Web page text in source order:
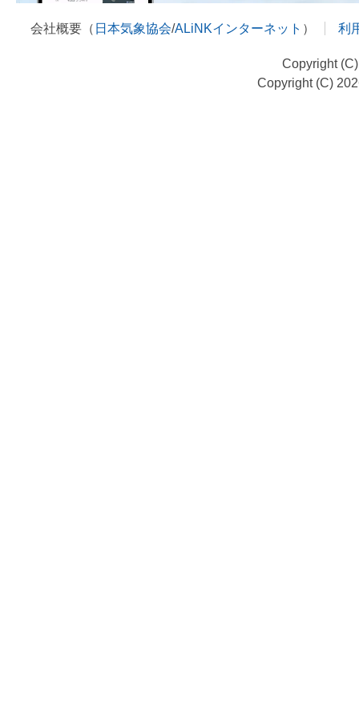
会社概要（ 日本気象協会/ALiNKインターネット ） 利
Copyright
Copyright (C)